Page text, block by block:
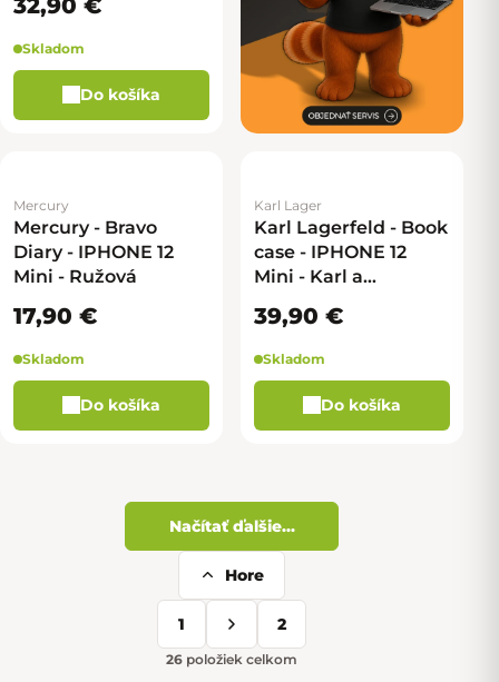
Skladom
Do košíka
Mercury
Mercury - Bravo
Diary - IPHONE 12
Mini - Ružová
17,90 €
Skladom
Do košíka
Karl Lager
Karl Lagerfeld - Book
case - IPHONE 12
Mini - Karl a
39,90 €
Skladom
Do košíka
Ovládacie prvky výpisu
Načítať ďalšie...
1 2
26 položiek celkom
Hore